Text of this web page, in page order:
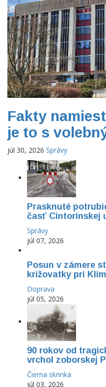
Fakty
je to s
júl 30, 2026 Správy
Prasknuté
časť Cintorínskej
Správy
júl 07, 2026
Posun v zámere
križovatky pri
Doprava
júl 05, 2026
90 rokov od
vrchol zoborskej
Čierna skrinka
júl 03, 2026